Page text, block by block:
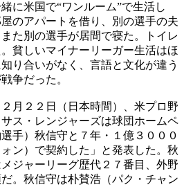
に米国で“ワンルーム”で生活し
のアパートを借り、別の選手の夫
た別の選手が居間で寝た。トイレ
貧しいマイナーリーガー生活はほ
り合いがなく、言語と文化が違う
争だった。
月２２日（日本時間）、米プロ野
ス・レンジャーズは球団ホームペ
手）秋信守と７年・１億３０００
ン）で契約した」と発表した。秋
ジャーリーグ歴代２７番目、外野
。秋信守は朴賛浩（パク・チャン